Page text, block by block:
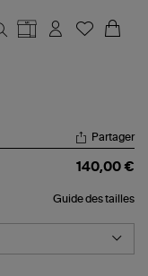
Partager
140,00 €
Guide des tailles